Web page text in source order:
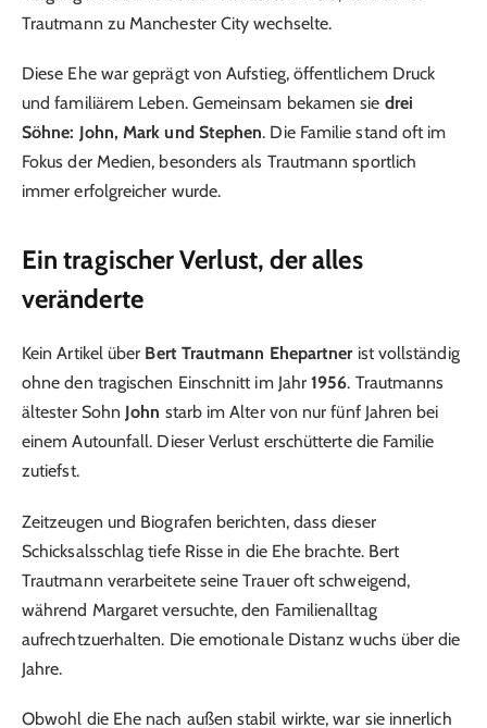
Trautmann zu Manchester City wechselte.
Diese Ehe war geprägt von Aufstieg, öffentlichem Druck
und familiärem Leben. Gemeinsam bekamen sie drei
Söhne: John, Mark und Stephen. Die Familie stand oft im
Fokus der Medien, besonders als Trautmann sportlich
immer erfolgreicher wurde.
Ein tragischer Verlust, der alles
veränderte
Kein Artikel über Bert Trautmann Ehepartnerist vollständig
ohne den tragischen Einschnitt im Jahr1956. Trautmanns
ältester Sohn John starb im Alter von nur fünf Jahren bei
einem Autounfall. Dieser Verlust erschütterte die Familie
zutiefst.
Zeitzeugen und Biografen berichten, dass dieser
Schicksalsschlag tiefe Risse in die Ehe brachte. Bert
Trautmann verarbeitete seine Trauer oft schweigend,
während Margaret versuchte, den Familienalltag
aufrechtzuerhalten. Die emotionale Distanz wuchs über die
Jahre.
Obwohl die Ehe nach außen stabil wirkte, war sie innerlich